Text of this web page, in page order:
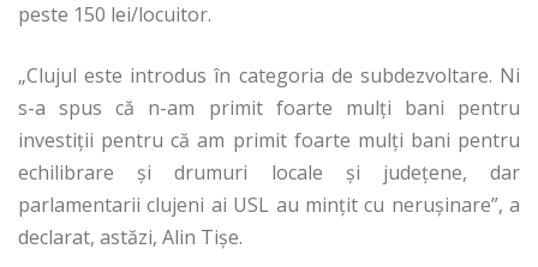
peste 150 lei/locuitor.
„Clujul este introdus în categoria de subdezvoltare. Ni
s-a spus că n-am primit foarte mulți bani pentru
investiții pentru că am primit foarte mulți bani pentru
echilibrare și drumuri locale și județene, dar
parlamentarii clujeni ai USL au mințit cu nerușinare”, a
declarat, astăzi, Alin Tișe.